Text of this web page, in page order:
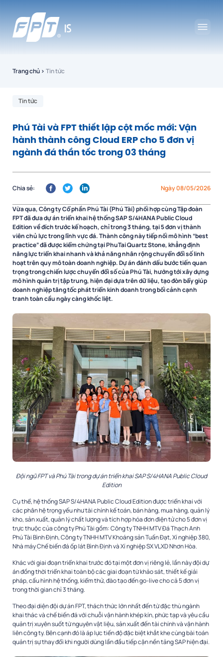
Trang chủ › Tin tức
Tin tức
Phú Tài và FPT thiết lập cột mốc mới: Vận
hành thành công Cloud ERP cho 5 đơn vị
ngành đá thần tốc trong 03 tháng
Ngày 08/05/2026
Chia sẻ:
Vừa qua, Công ty Cổ phần Phú Tài (Phú Tài) phối hợp cùng Tập đoàn
FPT đã đưa dự án triển khai hệ thống SAP S/4HANA Public Cloud
Edition về đích trước kế hoạch, chỉ trong 3 tháng, tại 5 đơn vị thành
viên chủ lực trong lĩnh vực đá. Thành công này tiếp nối mô hình “best
practice” đã được kiểm chứng tại PhuTai Quartz Stone, khẳng định
năng lực triển khai nhanh và khả năng nhân rộng chuyển đổi số linh
hoạt trên quy mô toàn doanh nghiệp. Dự án đánh dấu bước tiến quan
trọng trong chiến lược chuyển đổi số của Phú Tài, hướng tới xây dựng
mô hình quản trị tập trung, hiện đại dựa trên dữ liệu, tạo đòn bẩy giúp
doanh nghiệp tăng tốc phát triển kinh doanh trong bối cảnh cạnh
tranh toàn cầu ngày càng khốc liệt.
Đội ngũ FPT và Phú Tài trong dự án triển khai SAP S/4HANA Public Cloud
Edition
Cụ thể, hệ thống SAP S/4HANA Public Cloud Edition được triển khai với
các phân hệ trọng yếu như tài chính kế toán, bán hàng, mua hàng, quản lý
kho, sản xuất, quản lý chất lượng và tích hợp hóa đơn điện tử cho 5 đơn vị
trực thuộc của công ty Phú Tài gồm: Công ty TNHH MTV Đá Thạch Anh
Phú Tài Bình Định, Công ty TNHH MTV Khoáng sản Tuấn Đạt, Xí nghiệp 380,
Nhà máy Chế biến đá ốp lát Bình Định và Xí nghiệp SX VLXD Nhơn Hòa.
Khác với giai đoạn triển khai trước đó tại một đơn vị riêng lẻ, lần này đội dự
án đồng thời triển khai toàn bộ các giai đoạn từ khảo sát, thiết kế giải
pháp, cấu hình hệ thống, kiểm thử, đào tạo đến go-live cho cả 5 đơn vị
trong thời gian chỉ 3 tháng.
Theo đại diện đội dự án FPT, thách thức lớn nhất đến từ đặc thù ngành
khai thác và chế biến đá với chuỗi vận hành khép kín, phức tạp và yêu cầu
quản trị xuyên suốt từ nguyên vật liệu, sản xuất đến tài chính và vận hành
liên công ty. Bên cạnh đó là áp lực tiến độ đặc biệt khắt khe cùng bài toán
quản trị sự thay đổi khi người dùng lần đầu tiếp cận nền tảng SAP hiện đại.